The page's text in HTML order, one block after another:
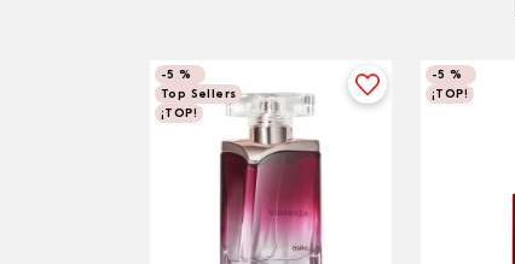
-5 %
Top Sellers
¡TOP!
-5 %
¡TOP!